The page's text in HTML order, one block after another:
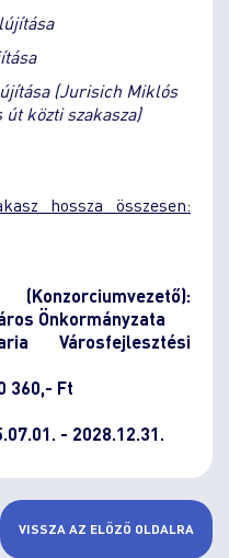
(Jurisich Miklós
út közti szakasza)
hossza összesen:
Önkormányzata
Városfejlesztési
360,- Ft
- 2028.12.31.
VISSZA AZ ELŐZŐ OLDALRA